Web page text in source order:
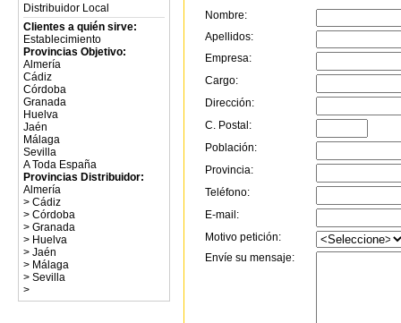
Distribuidor Local
Clientes a quién sirve:
Establecimiento
Provincias Objetivo:
Almería
Cádiz
Córdoba
Granada
Huelva
Jaén
Málaga
Sevilla
A Toda España
Provincias Distribuidor:
Almería
> Cádiz
> Córdoba
> Granada
> Huelva
> Jaén
> Málaga
> Sevilla
>
Nombre:
Apellidos:
Empresa:
Cargo:
Dirección:
C. Postal:
Población:
Provincia:
Teléfono:
E-mail:
Motivo petición:
Envíe su mensaje: